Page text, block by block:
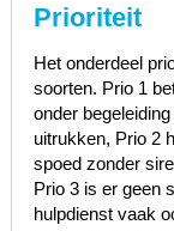
Prioriteit
Het onderdeel
soorten. Prio 1
onder
uitrukken, Prio 2
spoed zonder
Prio 3 is er geen
hulpdienst vaak